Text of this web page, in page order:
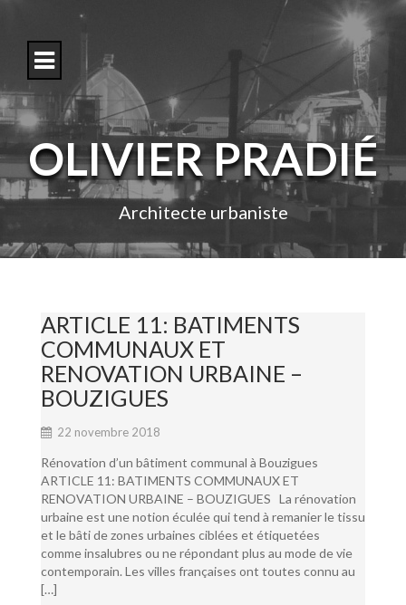
o
c
n
e
OLIVIER PRADIÉ
Architecte urbaniste
ARTICLE 11: BATIMENTS
COMMUNAUX ET
RENOVATION URBAINE –
BOUZIGUES
22 novembre 2018
Rénovation d’un bâtiment communal à Bouzigues
ARTICLE 11: BATIMENTS COMMUNAUX ET
RENOVATION URBAINE – BOUZIGUES La rénovation
urbaine est une notion éculée qui tend à remanier le tissu
et le bâti de zones urbaines ciblées et étiquetées
comme insalubres ou ne répondant plus au mode de vie
contemporain. Les villes françaises ont toutes connu au
[…]